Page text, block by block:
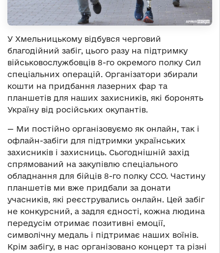
У Хмельницькому відбувся черговий
благодійний забіг, цього разу на підтримку
військовослужбовців 8-го окремого полку Сил
спеціальних операцій. Організатори збирали
кошти на придбання лазерних фар та
планшетів для наших захисників, які боронять
Україну від російських окупантів.
— Ми постійно організовуємо як онлайн, так і
офлайн-забіги для підтримки українських
захисників і захисниць. Сьогоднішній захід
спрямований на закупівлю спеціального
обладнання для бійців 8-го полку ССО. Частину
планшетів ми вже придбали за донати
учасників, які реєструвались онлайн. Цей забіг
не конкурсний, а задля єдності, кожна людина
передусім отримає позитивні емоції,
символічну медаль і підтримає наших воїнів.
Крім забігу, в нас організовано концерт та різні